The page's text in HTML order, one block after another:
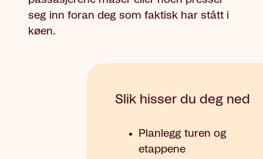
seg inn foran deg som faktisk har stått i
køen.
Slik hisser du deg ned
Planlegg turen og
etappene